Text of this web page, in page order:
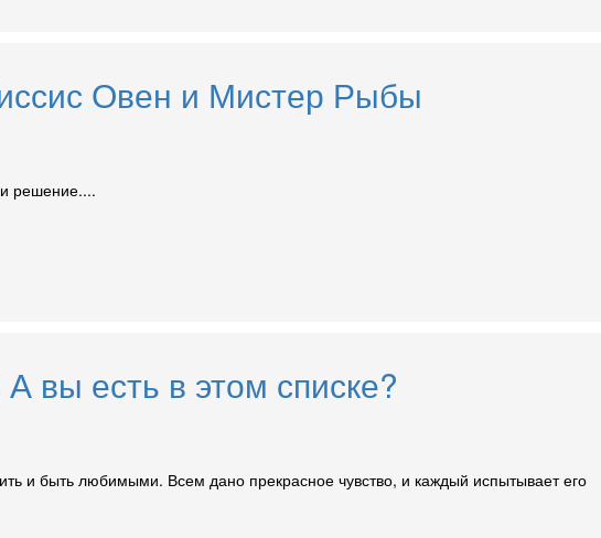
Овен и Мистер Рыбы
решение....
вы есть в этом списке?
и быть любимыми. Всем дано прекрасное чувство, и каждый испытывает его